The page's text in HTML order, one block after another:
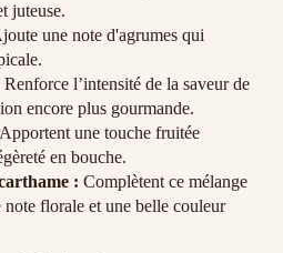
juteuse.
une note d'agrumes qui
Renforce l’intensité de la saveur de
encore plus gourmande.
Apportent une touche fruitée
en bouche.
: Complètent ce mélange
florale et une belle couleur